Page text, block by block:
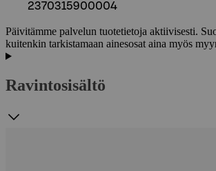
2370315900004
Päivitämme palvelun tuotetietoja aktiivisesti.
kuitenkin tarkistamaan ainesosat aina myös
Ravintosisältö